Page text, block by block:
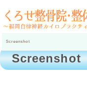
Screenshot
Screenshot